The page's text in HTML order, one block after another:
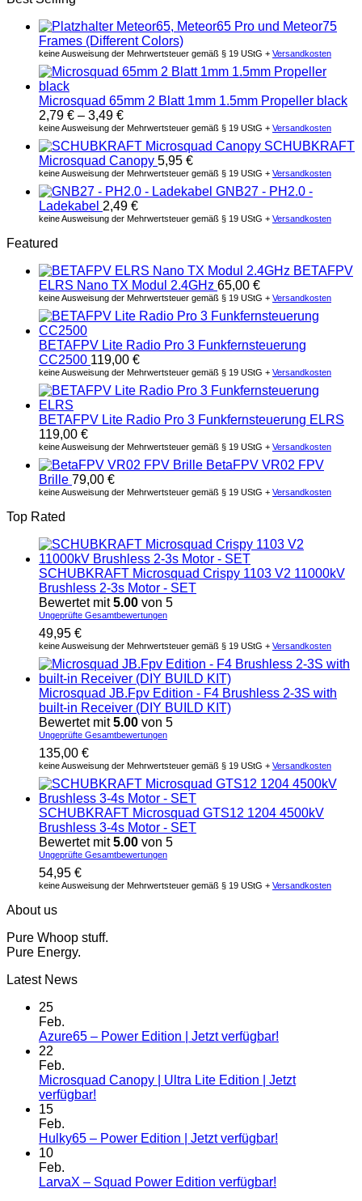
Meteor65, Meteor65 Pro und Meteor75
Frames (Different Colors)
keine Ausweisung der Mehrwertsteuer gemäß § 19 UStG + Versandkosten
Microsquad 65mm 2 Blatt 1mm 1.5mm Propeller black
2,79 € – 3,49 €
keine Ausweisung der Mehrwertsteuer gemäß § 19 UStG + Versandkosten
SCHUBKRAFT
Microsquad Canopy 5,95 €
keine Ausweisung der Mehrwertsteuer gemäß § 19 UStG + Versandkosten
GNB27 - PH2.0 -
Ladekabel 2,49 €
keine Ausweisung der Mehrwertsteuer gemäß § 19 UStG + Versandkosten
Featured
BETAFPV
ELRS Nano TX Modul 2.4GHz 65,00 €
keine Ausweisung der Mehrwertsteuer gemäß § 19 UStG + Versandkosten
BETAFPV Lite Radio Pro 3 Funkfernsteuerung
CC2500 119,00 €
keine Ausweisung der Mehrwertsteuer gemäß § 19 UStG + Versandkosten
BETAFPV Lite Radio Pro 3 Funkfernsteuerung ELRS
119,00 €
keine Ausweisung der Mehrwertsteuer gemäß § 19 UStG + Versandkosten
BetaFPV VR02 FPV
Brille 79,00 €
keine Ausweisung der Mehrwertsteuer gemäß § 19 UStG + Versandkosten
Top Rated
SCHUBKRAFT Microsquad Crispy 1103 V2 11000kV
Brushless 2-3s Motor - SET
Bewertet mit5.00 von 5
Ungeprüfte Gesamtbewertungen
49,95 €
keine Ausweisung der Mehrwertsteuer gemäß § 19 UStG + Versandkosten
Microsquad JB.Fpv Edition - F4 Brushless 2-3S with
built-in Receiver (DIY BUILD KIT)
Bewertet mit5.00 von 5
Ungeprüfte Gesamtbewertungen
135,00 €
keine Ausweisung der Mehrwertsteuer gemäß § 19 UStG + Versandkosten
SCHUBKRAFT Microsquad GTS12 1204 4500kV
Brushless 3-4s Motor - SET
Bewertet mit5.00 von 5
Ungeprüfte Gesamtbewertungen
54,95 €
keine Ausweisung der Mehrwertsteuer gemäß § 19 UStG + Versandkosten
About us
Pure Whoop stuff.
Pure Energy.
Latest News
25
Feb.
Azure65 – Power Edition | Jetzt verfügbar!
22
Feb.
Microsquad Canopy | Ultra Lite Edition | Jetzt
verfügbar!
15
Feb.
Hulky65 – Power Edition | Jetzt verfügbar!
10
Feb.
LarvaX – Squad Power Edition verfügbar!